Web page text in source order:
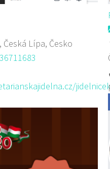
Česká Lípa, Česko